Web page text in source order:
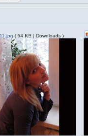
( 54 KB | Downloads )